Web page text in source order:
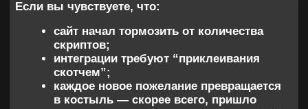
Я даю согласие на обработку персональных данных в соответствии с